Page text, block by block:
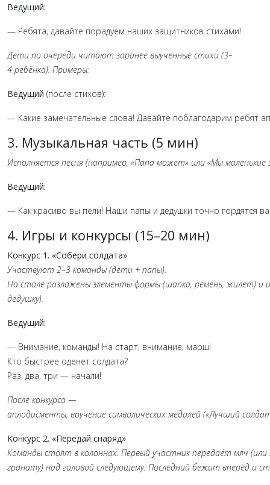
Ведущий:
— Ребята, давайте порадуем наших защитников стихами!
Дети по очереди читают заранее выученные стихи (3–
4 ребёнка). Примеры:
Ведущий (после стихов):
— Какие замечательные слова! Давайте поблагодарим ребят
3. Музыкальная часть (5 мин)
Исполняется песня (например, «Папа может» или «Мы маленькие
Ведущий:
— Как красиво вы пели! Наши папы и дедушки точно гордятся
4. Игры и конкурсы (15–20 мин)
Конкурс 1. «Собери солдата»
Участвуют 2–3 команды (дети + папы).
На столе разложены элементы формы (шапка, ремень, жилет) и
дедушку).
Ведущий:
— Внимание, команды! На старт, внимание, марш!
Кто быстрее оденет солдата?
Раз, два, три — начали!
После конкурса —
аплодисменты, вручение символических медалей («Лучший
Конкурс 2. «Передай снаряд»
Команды стоят в колоннах. Первый участникпередаёт мяч (или
гранату) над головой следующему. Последний бежит вперёд и